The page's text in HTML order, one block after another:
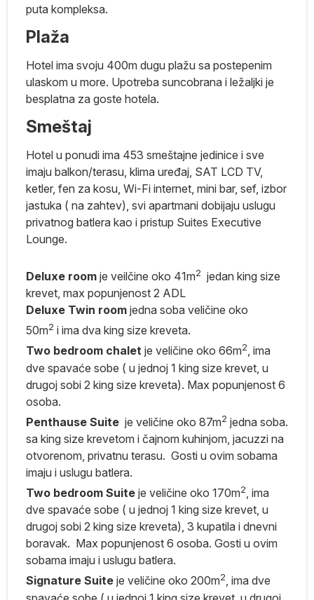
puta kompleksa.
Plaža
Hotel ima svoju 400m dugu plažu sa postepenim
ulaskom u more. Upotreba suncobrana i ležaljki je
besplatna za goste hotela.
Smeštaj
Hotel u ponudi ima 453 smeštajne jedinice i sve
imaju balkon/terasu, klima uređaj, SAT LCD TV,
ketler, fen za kosu, Wi-Fi internet, mini bar, sef, izbor
jastuka ( na zahtev), svi apartmani dobijaju uslugu
privatnog batlera kao i pristup Suites Executive
Lounge.
Deluxe room je veilčine oko 41m2 jedan king size
krevet, max popunjenost 2 ADL
Deluxe Twin room jedna soba veličine oko
50m2 i ima dva king size kreveta.
Two bedroom chalet je veličine oko 66m2, ima
dve spavaće sobe ( u jednoj 1 king size krevet, u
drugoj sobi 2 king size kreveta). Max popunjenost 6
osoba.
Penthause Suite je veličine oko 87m2 jedna soba.
sa king size krevetom i čajnom kuhinjom, jacuzzi na
otvorenom, privatnu terasu. Gosti u ovim sobama
imaju i uslugu batlera.
Two bedroom Suite je veličine oko 170m2, ima
dve spavaće sobe ( u jednoj 1 king size krevet, u
drugoj sobi 2 king size kreveta), 3 kupatila i dnevni
boravak. Max popunjenost 6 osoba. Gosti u ovim
sobama imaju i uslugu batlera.
Signature Suite je veličine oko 200m2, ima dve